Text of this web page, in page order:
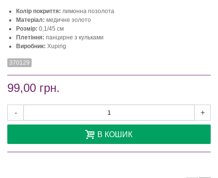
Колір покриття: лимонна позолота
Матеріал: медичне золото
Розмір: 0,1/45 см
Плетіння: панцирне з кульками
Виробник: Xuping
370129
99,00 грн.
- +
В КОШИК